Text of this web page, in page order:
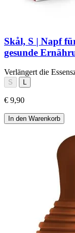
Skål, S | Napf
gesunde
Verlängert die
S L
€ 9,90
In den Warenkorb